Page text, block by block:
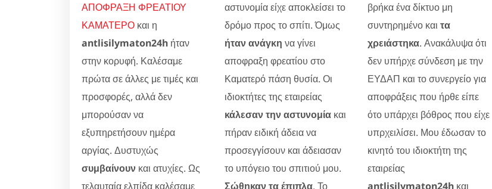
ΑΠΟΦΡΑΞΗ ΦΡΕΑΤΙΟΥ
ΚΑΜΑΤΕΡΟ και η
antlisilymaton24h ήταν
στην κορυφή. Καλέσαμε
πρώτα σε άλλες με τιμές και
προσφορές, αλλά δεν
μπορούσαν να
εξυπηρετήσουν ημέρα
αργίας. Δυστυχώς
συμβαίνουν και ατυχίες. Ως
τελαυταία ελπίδα καλέσαμε
αστυνομία είχε αποκλείσει το
δρόμο προς το σπίτι. Όμως
ήταν ανάγκη να γίνει
αποφραξη φρεατίου στο
Καματερό πάση θυσία. Οι
ιδιοκτήτες της εταιρείας
κάλεσαν την αστυνομία και
πήραν ειδική άδεια να
προσεγγίσουν και άδειασαν
το υπόγειο του σπιτιού μου.
Σώθηκαν τα έπιπλα. Το
βρήκα ένα δίκτυο μη
συντηρημένο και τα
χρειάστηκα. Ανακάλυψα ότι
δεν υπήρχε σύνδεση με την
ΕΥΔΑΠ και το συνεργείο για
αποφράξεις που ήρθε είπε
ότο υπάρχει βόθρος που είχε
υπρχειλίσει. Μου έδωσαν το
κινητό του ιδιοκτήτη της
εταιρείας
antlisilymaton24h και